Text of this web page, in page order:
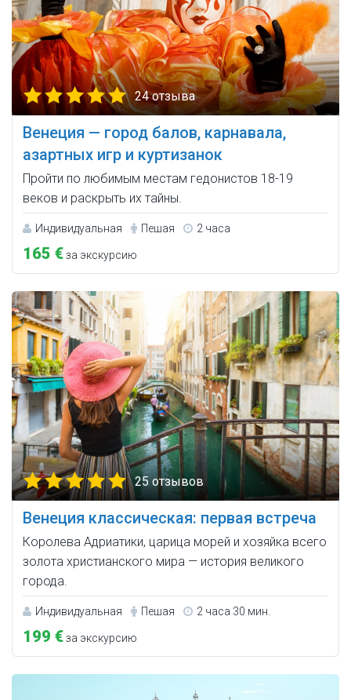
24 отзыва
Венеция — город балов, карнавала,
азартных игр и куртизанок
Пройти по любимым местам гедонистов 18-19
веков и раскрыть их тайны.
Индивидуальная Пешая 2 часа
165 €за экскурсию
25 отзывов
Венеция классическая: первая встреча
Королева Адриатики, царица морей и хозяйка всего
золота христианского мира — история великого
города.
Индивидуальная Пешая 2 часа 30 мин.
199 €за экскурсию